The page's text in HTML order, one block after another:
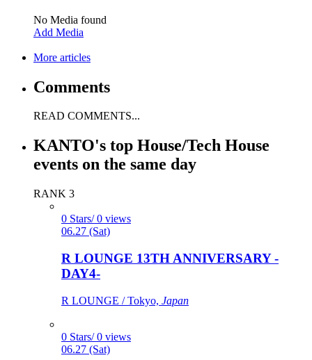
No Media found
Add Media
More articles
Comments
READ COMMENTS...
KANTO's top House/Tech House
events on the same day
RANK 3
0 Stars/ 0 views
06.27 (Sat)
R LOUNGE 13TH ANNIVERSARY -
DAY4-
R LOUNGE / Tokyo, Japan
0 Stars/ 0 views
06.27 (Sat)